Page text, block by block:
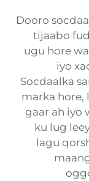
Dooro
tijaabo
ugu hore
iyo
Socdaalka
marka hore,
gaar ah iyo
ku lug
lagu